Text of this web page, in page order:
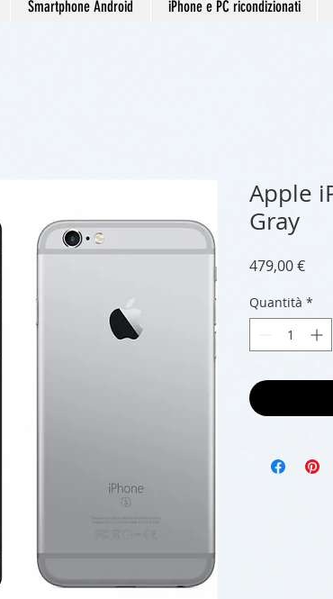
Smartphone Android iPhone e PC ricondizionati
Apple
Gray
479,00 €
Quantità *